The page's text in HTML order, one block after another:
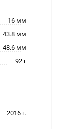
16 мм
43.8 мм
48.6 мм
92 г
2016 г.